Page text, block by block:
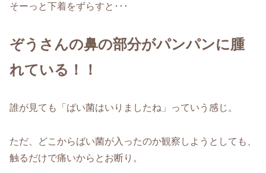
そーっと下着をずらすと･･･
ぞうさんの鼻の部分がパンパンに腫
れている！！
誰が見ても「ばい菌はいりましたね」っていう感じ。
ただ、どこからばい菌が入ったのか観察しようとしても、
触るだけで痛いからとお断り。